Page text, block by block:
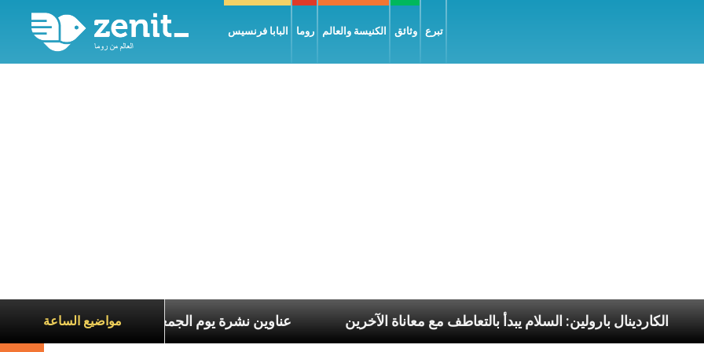
البابا فرنسيس روما الكنيسة والعالم وثائق تبرع
مواضيع الساعة
عناوين نشرة يوم الجمعة 7 آب 2026: السلام يُبنى بصبر يومًا بعد يوم الكاردينال بارولين: السلام يبدأ بالتعاطف مع معاناة الآخرين